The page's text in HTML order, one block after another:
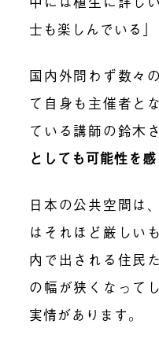
士も楽しんでいる
国内外問わず数々
て自身も主催者と
ている講師の鈴木
としても可能性を
日本の公共空間は
はそれほど厳しい
内で出される住民
の幅が狭くなって
実情があります。